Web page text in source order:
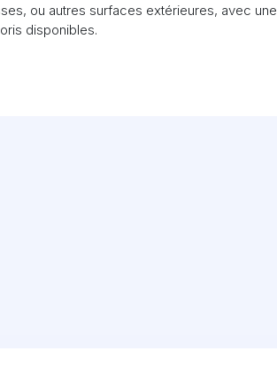
ou autres surfaces extérieures, avec une
disponibles.